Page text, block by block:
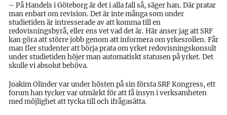
– På Handels i Göteborg är det i alla fall så, säger han. Där pratar
man enbart om revision. Det är inte många som under
studietiden är intresserade av att komma till en
redovisningsbyrå, eller ens vet vad det är. Här anser jag att SRF
kan göra att större jobb genom att informera om yrkesrollen. Får
man fler studenter att börja prata om yrket redovisningskonsult
under studietiden höjer man automatiskt statusen på yrket. Det
skulle vi absolut behöva.
Joakim Olinder var under hösten på sin första SRF Kongress, ett
forum han tycker var utmärkt för att få insyn i verksamheten
med möjlighet att tycka till och ifrågasätta.